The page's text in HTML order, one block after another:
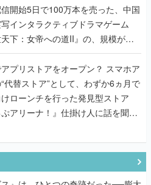
わりをプロデューサーに聞いた
プリストアをオープン？ スマホア
“代替ストア”として、わずか6ヵ月で
ローンチを行った発見型ストア
アリーナ！』仕掛け人に話を聞い
』は、ひとつの奇跡だった──膨大
料とともに『テイルズ オブ ジ ア
」が生まれた理由【ゲームの企画